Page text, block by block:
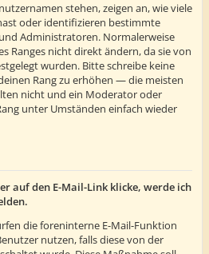
stehen, zeigen an, wie viele
oder identifizieren bestimmte
Administratoren. Normalerweise
Ranges nicht direkt ändern, da sie von
wurden. Bitte schreibe keine
Rang zu erhöhen — die meisten
nicht und ein Moderator oder
unter Umständen einfach wieder
auf den E-Mail-Link klicke, werde ich
die foreninterne E-Mail-Funktion
nutzen, falls diese von der